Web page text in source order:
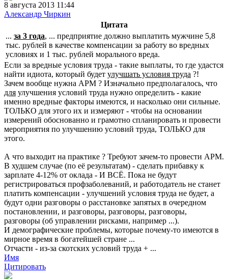
8 августа 2013 11:44
Александр Чиркин
Цитата
... за 3 года, ... предприятие должно выплатить мужчине 5,8
тыс. рублей в качестве компенсации за работу во вредных
условиях и 1 тыс. рублей морального вреда.
Если за вредные условия труда - такие выплаты, то где удастся
найти идиота, который будет улучшать условия труда ?!
Зачем вообще нужна АРМ ? Изначально предполагалось, что
для улучшения условий труда нужно определить - какие
именно вредные факторы имеются, и насколько они сильные.
ТОЛЬКО для этого их и измеряют - чтобы на основании
измерений обоснованно и грамотно спланировать и провести
мероприятия по улучшению условий труда, ТОЛЬКО для
этого.
А что выходит на практике ? Требуют зачем-то провести АРМ.
В худшем случае (по её результатам) - сделать прибавку к
зарплате 4-12% от оклада - И ВСЁ. Пока не будут
регистрироваться профзаболеваний, и работодатель не станет
платить компенсации - улучшений условия труда не будет, а
будут одни разговоры о расстановке запятых в очередном
постановлении, и разговоры, разговоры, разговоры,
разговоры (об управлении рисками, например ...).
И демографические проблемы, которые почему-то имеются в
мирное время в богатейшей стране ...
Отчасти - из-за скотских условий труда + ...
Имя
Цитировать